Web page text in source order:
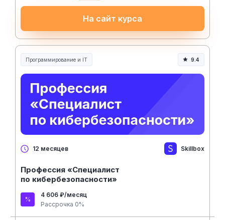
На сайт курса
Программирование и IT 9.4
12 месяцев Skillbox
Профессия «Специалист
по кибербезопасности»
4 606 ₽/месяц
Рассрочка 0%